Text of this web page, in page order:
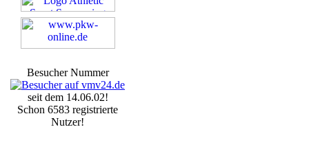
Besucher Nummer
seit dem 14.06.02!
Schon 6583 registrierte
Nutzer!